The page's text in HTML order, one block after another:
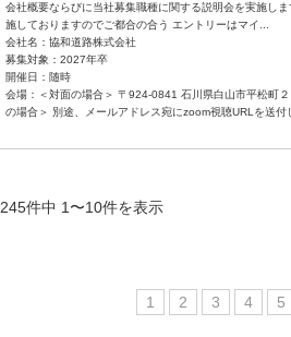
会社概要ならびに当社募集職種に関する説明会を実施し
施しておりますのでご都合の合う エントリーはマイ...
会社名：協和道路株式会社
募集対象：2027年卒
開催日：随時
会場：＜対面の場合＞ 〒924-0841 石川県白山市平松町
の場合＞ 別途、メールアドレス宛にzoom視聴URLを送付
245件中 1〜10件を表示
1 2 3 4 5